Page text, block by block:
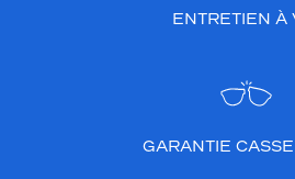
ENTRETIEN À
GARANTIE